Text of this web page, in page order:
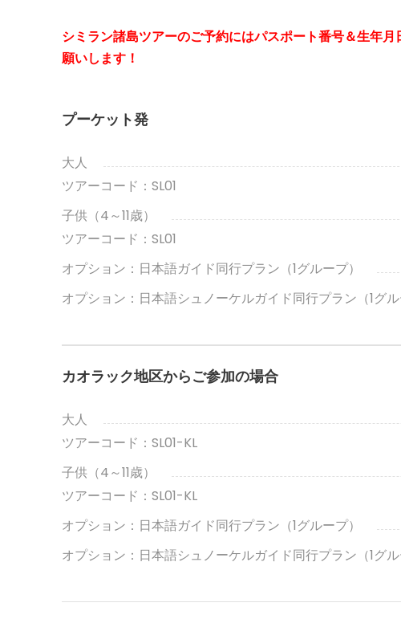
シミラン諸島ツアーのご予約にはパスポート番号＆生年
願いします！
プーケット発
大人
ツアーコード：SL01
子供（4～11歳）
ツアーコード：SL01
オプション：日本語ガイド同行プラン（1グループ）
オプション：日本語シュノーケルガイド同行プラン（1グル
カオラック地区からご参加の場合
大人
ツアーコード：SL01-KL
子供（4～11歳）
ツアーコード：SL01-KL
オプション：日本語ガイド同行プラン（1グループ）
オプション：日本語シュノーケルガイド同行プラン（1グル